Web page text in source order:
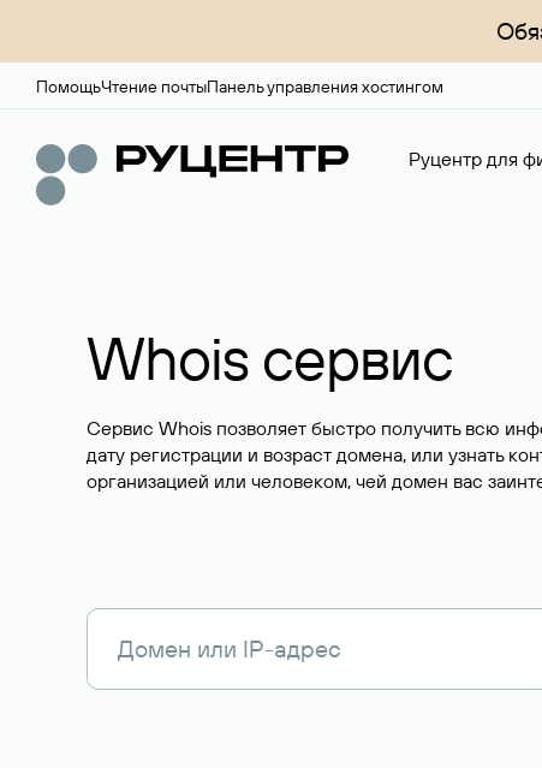
ПомощьЧтение почтыПанель управления хостингом
Руцентр для
Whois сервис
Сервис Whois позволяет быстро получить всю
дату регистрации и возраст домена, или узнать
организацией или человеком, чей домен вас